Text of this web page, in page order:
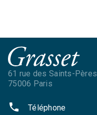
61 rue des Saints-Pères
75006 Paris
phone Téléphone